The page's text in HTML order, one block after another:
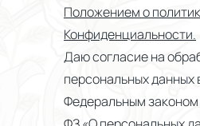
Положением о
Конфиденциальности.
Даю согласие на
персональных данных
Федеральным